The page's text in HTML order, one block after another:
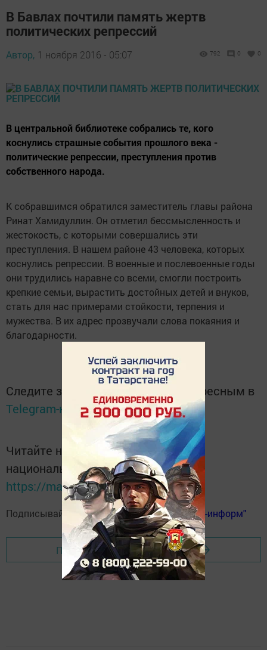
В Бавлах почтили память жертв
политических репрессий
Автор, 1 ноября 2016 - 05:07 792 0 0
В центральной библиотеке собрались те, кого
коснулись страшные события прошлого века -
политические репрессии, преступления против
собственного народа.
К собравшимся обратился заместитель главы района
Ринат Хамидуллин. Он отметил бессмысленность и
жестокость, с которыми совершались эти
преступления. В нашем районе 43 человека, которых
коснулись репрессии. В военные и послевоенные годы
они трудились наравне со всеми, смогли построить
крепкие семьи, вырастить достойных детей и внуков,
стать для нас примерами стойкости, терпения и
мужества. В их адрес прозвучали слова покаяния и
благодарности.
Следите за самым важным и интересным в
Telegram-каналеТатмедиа
Читайте новости Татарстана в
национальном мессенджере MАХ:
https://max.ru/tatmedia
Подписывайтесь нателеграм-канал "Бавлы-информ"
Перейти на страницу новости